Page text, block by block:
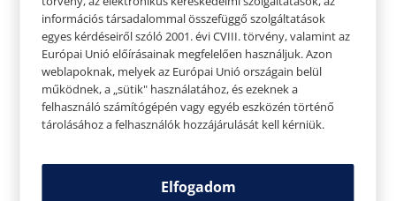
elégedetlenebbek, fáradtabbak. A száj és az
orrjáratok kiszárítása negatív hatással lehet az
alvásra is, és horkoláshoz, rekedtséghez és
lábgörcsökhöz vezethet. És persze, aki rosszul
alszik, az másnap kevésbé éber és mentálisan
sem lesz a csúcson.
információs társadalommal összefüggő szolgáltatások
egyes kérdéseiről szóló 2001. évi CVIII. törvény, valamint az
Európai Unió előírásainak megfelelően használjuk. Azon
weblapoknak, melyek az Európai Unió országain belül
működnek, a „sütik" használatához, és ezeknek a
felhasználó számítógépén vagy egyéb eszközén történő
tárolásához a felhasználók hozzájárulását kell kérniük.
Elfogadom